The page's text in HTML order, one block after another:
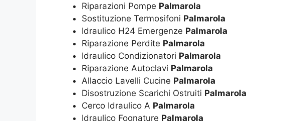
Riparazioni Pompe Palmarola
Sostituzione Termosifoni Palmarola
Idraulico H24 Emergenze Palmarola
Riparazione Perdite Palmarola
Idraulico Condizionatori Palmarola
Riparazione Autoclavi Palmarola
Allaccio Lavelli Cucine Palmarola
Disostruzione Scarichi Ostruiti Palmarola
Cerco Idraulico A Palmarola
Idraulico Fognature Palmarola